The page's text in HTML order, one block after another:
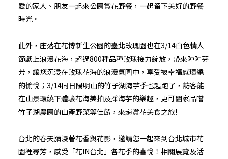
愛的家人、朋友一起來公園賞花野餐，一起留下美好的野餐
時光。
此外，座落在花博新生公園的臺北玫瑰園也在3/14白色情人
節獻上浪漫花海，超過800種品種玫瑰接力綻放，帶來陣陣芬
芳，讓您沉浸在玫瑰花海的浪漫氛圍中，享受被幸福感環繞
的愉悅；3/14同日陽明山的竹子湖海芋季也起跑了，訪客能
在山景環繞下體驗花海美拍及採海芋的樂趣，更可闔家品嚐
竹子湖農園的山產野菜等佳餚，來趟賞花美食之旅!
台北的春天瀰漫著花香與花影，邀請您一起來到台北城市花
園裡尋芳，感受「花IN台北」各花季的喜悅！相關展覽及活